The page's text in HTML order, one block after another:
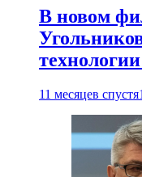
В новом
11 месяцев спустя